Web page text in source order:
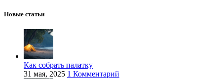
Новые статьи
Как собрать палатку
31 мая, 2025 1 Комментарий